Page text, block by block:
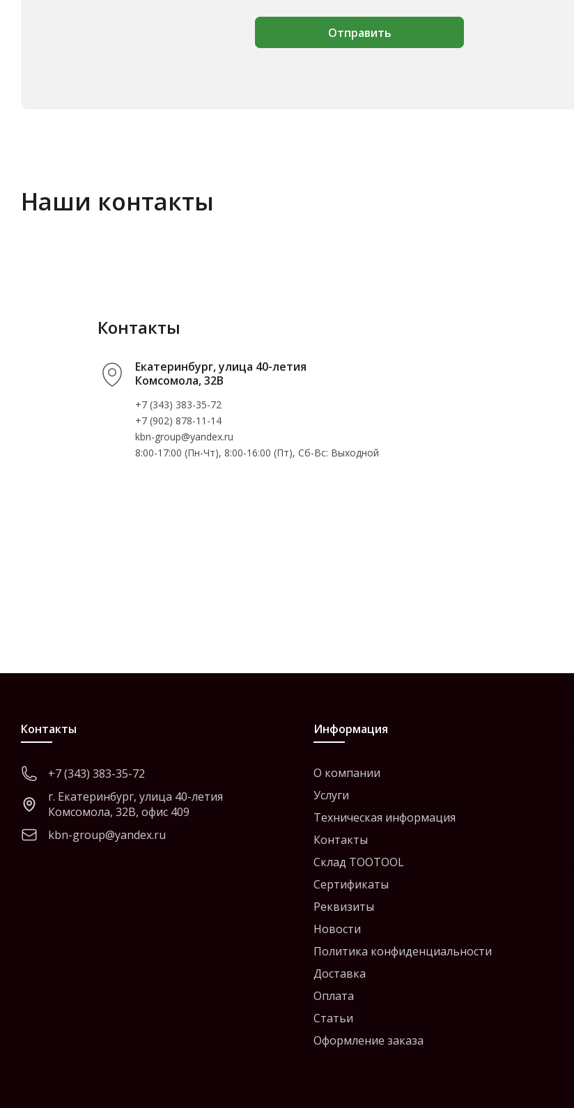
Отправить
Наши контакты
Контакты
Екатеринбург, улица 40-летия
Комсомола, 32В
+7 (343) 383-35-72
+7 (902) 878-11-14
kbn-group@yandex.ru
8:00-17:00 (Пн-Чт), 8:00-16:00 (Пт), Cб-Вс: Выходной
Контакты
+7 (343) 383-35-72
г. Екатеринбург, улица 40-летия
Комсомола, 32В, офис 409
kbn-group@yandex.ru
Информация
О компании
Услуги
Техническая информация
Контакты
Склад TOOTOOL
Сертификаты
Реквизиты
Новости
Политика конфиденциальности
Доставка
Оплата
Статьи
Оформление заказа